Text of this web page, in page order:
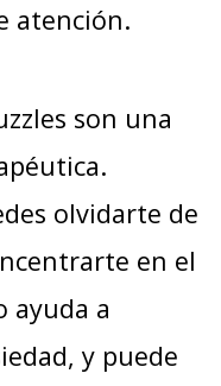
atención.
son una
olvidarte de
en el
ayuda a
y puede